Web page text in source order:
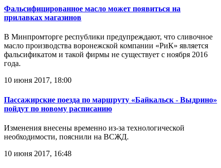
Фальсифицированное масло может появиться на
прилавках магазинов
В Минпромторге республики предупреждают, что сливочное
масло производства воронежской компании «РиК» является
фальсификатом и такой фирмы не существует с ноября 2016
года.
10 июня 2017, 18:00
Пассажирские поезда по маршруту «Байкальск - Выдрино»
пойдут по новому расписанию
Изменения внесены временно из-за технологической
необходимости, пояснили на ВСЖД.
10 июня 2017, 16:48